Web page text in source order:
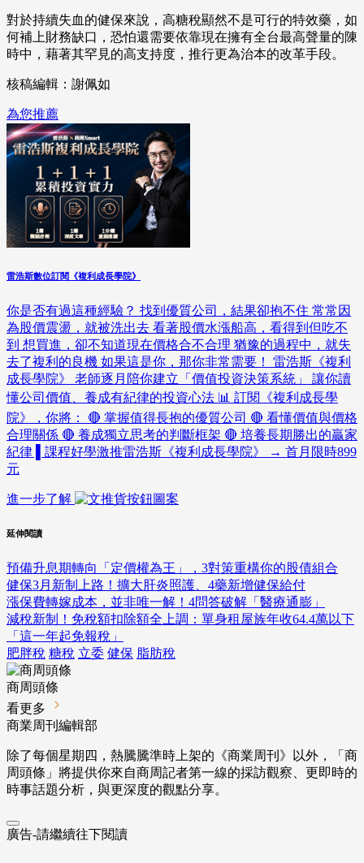
對於持續失血的健保來說，高糖稅顯然不是可行的特效藥，如
何補上財務缺口，恐怕還需要依靠現在擁有全台最高聲量的陳
時中，藉著其罕見的高支持度，推行更為治本的改革手段。
核稿編輯：謝佩如
為您推薦
雷浩斯數位訂閱《複利成長學院》
你是否有過這種經驗？ 找到優質公司，結果卻抱不住 常常因
為股價震盪，就被洗出去 看著股價水漲船高，看得到但吃不
到 想買進，卻不知道現在價格合不合理 猶豫的過程中，就失
去了複利的良機 如果這是你，那你非常需要！ 雷浩斯《複利
成長學院》 老師逐月陪你建立「價值投資決策系統」 讓你讀
懂公司價值、養成有紀律的投資心法 📊 訂閱《複利成長學
院》，你將： 🔴 掌握值得長抱的優質公司 🔴 看懂價值與價格
合理關係 🔴 養成獨立思考的判斷框架 🔴 培養長期勝出的贏家
紀律 ▌課程好學激推雷浩斯《複利成長學院》 → 首月限時899
元
進一步了解
延伸閱讀
預備升息期轉向「定價權為王」，3對策重構你的股債組合
健保3月新制上路！擴大肝炎照護、4藥新增健保給付
漲保費轉嫁成本，並非唯一解！4問答破解「醫療通膨」
減稅新制！免稅額扣除額全上調：單身租屋族年收64.4萬以下
「這一年起免報稅」
肥胖稅 糖稅 立委 健保 脂肪稅
商周頭條
看更多
商業周刊編輯部
除了每個星期四，熱騰騰準時上架的《商業周刊》以外，「商
周頭條」將提供你來自商周記者第一線的採訪觀察、 更即時的
時事話題分析，與更深度的觀點分享。
廣告-請繼續往下閱讀